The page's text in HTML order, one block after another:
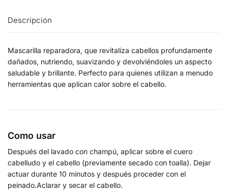
Descripción
Mascarilla reparadora, que revitaliza cabellos profundamente
dañados, nutriendo, suavizando y devolviéndoles un aspecto
saludable y brillante. Perfecto para quienes utilizan a menudo
herramientas que aplican calor sobre el cabello.
Como usar
Después del lavado con champú, aplicar sobre el cuero
cabelludo y el cabello (previamente secado con toalla). Dejar
actuar durante 10 minutos y después proceder con el
peinado.Aclarar y secar el cabello.